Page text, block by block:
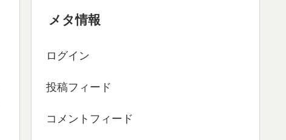
メタ情報
ログイン
投稿フィード
コメントフィード